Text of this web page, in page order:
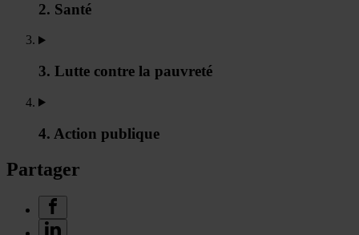
2. Santé
3. Lutte contre la pauvreté
4. Action publique
Partager